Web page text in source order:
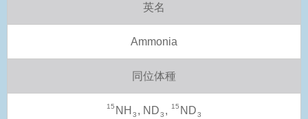
英名
Ammonia
同位体種
15 NH 3 , ND3 , 15 ND3